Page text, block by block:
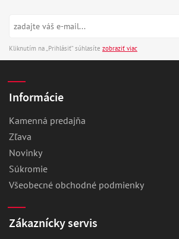
Kliknutím na „Prihlásiť“ súhlasíte zobraziť viac
Informácie
Kamenná predajňa
Zľava
Novinky
Súkromie
Všeobecné obchodné podmienky
Zákaznícky servis